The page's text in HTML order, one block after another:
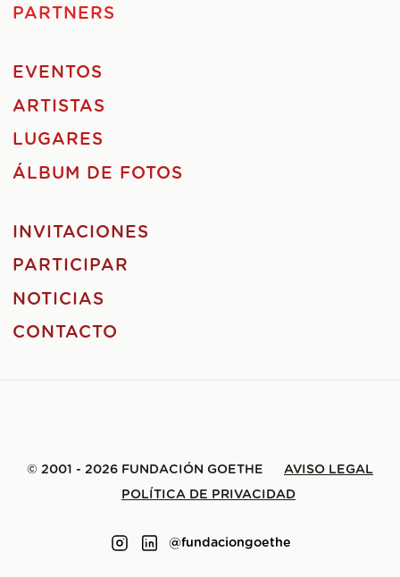
PARTNERS
EVENTOS
ARTISTAS
LUGARES
ÁLBUM DE FOTOS
INVITACIONES
PARTICIPAR
NOTICIAS
CONTACTO
© 2001 - 2026 FUNDACIÓN GOETHE
AVISO LEGAL
POLÍTICA DE PRIVACIDAD
@fundaciongoethe